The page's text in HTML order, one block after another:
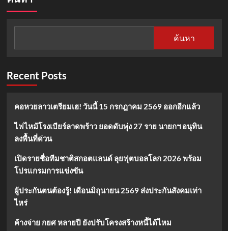
69
ต่อ
ไม่
ค้นหา
Recent Posts
คอหวยลาวเตรียมเฮ! วันนี้ 15 กรกฎาคม 2569 ออกอีกแล้ว
ไฟไหม้โรงเบียร์ลาดพร้าว ยอดดับพุ่ง 27 ราย นายกฯ อนุทิน
ลงพื้นที่ด่วน
เปิดรายชื่อทีมชาติสกอตแลนด์ ลุยฟุตบอลโลก 2026 พร้อม
โปรแกรมการแข่งขัน
ผู้ประกันตนต้องรู้! เดือนมิถุนายน 2569 ส่งประกันสังคมเท่า
ไหร่
ค้างจ่าย กยศ หลายปี ยังปรับโครงสร้างหนี้ได้ไหม